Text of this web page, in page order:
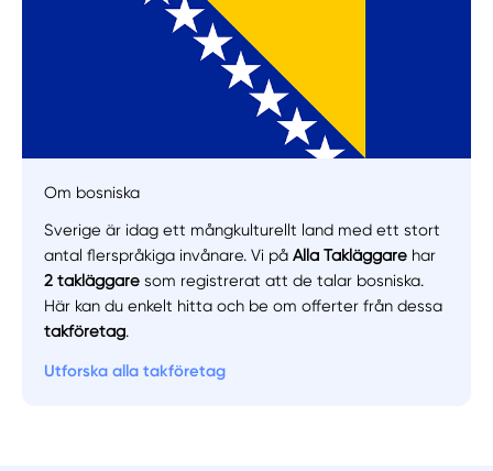
Manuellt Få hjälp
Om bosniska
Sverige är idag ett mångkulturellt land med ett stort
antal flerspråkiga invånare. Vi påAlla Takläggare har
2 takläggare som registrerat att de talar bosniska.
Här kan du enkelt hitta och be om offerter från dessa
takföretag.
Utforska alla takföretag